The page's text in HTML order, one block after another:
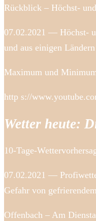
Rückblick – Höchst-
07.02.2021 — Höchst-
und aus einigen
Maximum und
http s://
Wetter heute:
10-Tage-
07.02.2021 —
Gefahr von
Offenbach – Am